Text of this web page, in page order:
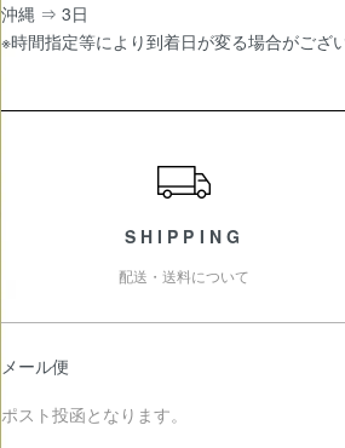
沖縄 ⇒ 3日
※時間指定等により到着日が変る場合がござ
SHIPPING
配送・送料について
メール便
ポスト投函となります。